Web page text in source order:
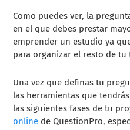
Como puedes ver, la
en el que debes prestar
emprender un estudio ya
para organizar el resto de tu
Una vez que definas tu
las herramientas que
las siguientes fases de tu
online de QuestionPro,